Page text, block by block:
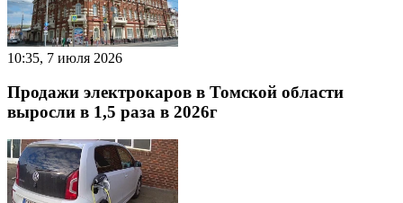
10:35, 7 июля 2026
Продажи электрокаров в Томской области
выросли в 1,5 раза в 2026г